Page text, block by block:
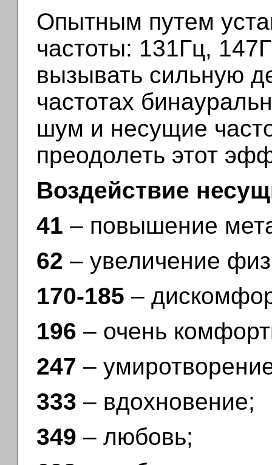
Опытным путем
частоты: 131Гц,
вызывать сильную
частотах
шум и несущие
преодолеть этот
Воздействие
41 – повышение
62 – увеличение
170-185 –
196 – очень
247 –
333 – вдохновение;
349 – любовь;